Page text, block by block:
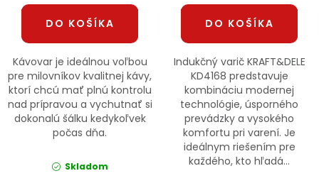
DO KOŠÍKA
Kávovar je ideálnou voľbou
pre milovníkov kvalitnej kávy,
ktorí chcú mať plnú kontrolu
nad prípravou a vychutnať si
dokonalú šálku kedykoľvek
počas dňa.
Skladom
DO KOŠÍKA
Indukčný varič KRAFT&DELE
KD4168 predstavuje
kombináciu modernej
technológie, úsporného
prevádzky a vysokého
komfortu pri varení. Je
ideálnym riešením pre
každého, kto hľadá...